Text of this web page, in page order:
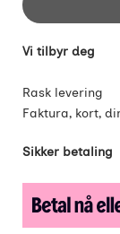
Vi tilbyr deg
Rask levering
Faktura, kort,
Sikker betaling